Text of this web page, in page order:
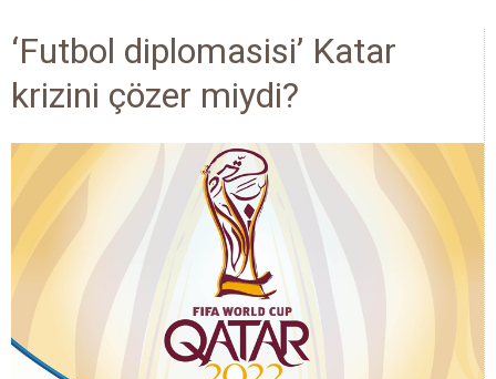
‘Futbol diplomasisi’ Katar
krizini çözer miydi?